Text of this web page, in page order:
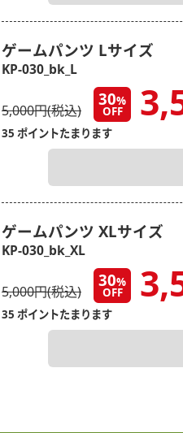
ゲームパンツ Lサイズ
KP-030_bk_L
5,000円(税込)
30%
OFF
35 ポイントたまります
ゲームパンツ XLサイズ
KP-030_bk_XL
5,000円(税込)
30%
OFF
35 ポイントたまります